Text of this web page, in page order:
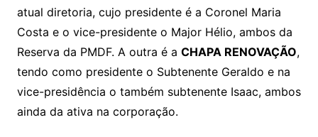
atual diretoria, cujo presidente é a Coronel Maria
Costa e o vice-presidente o Major Hélio, ambos da
Reserva da PMDF. A outra é a CHAPA RENOVAÇÃO,
tendo como presidente o Subtenente Geraldo e na
vice-presidência o também subtenente Isaac, ambos
ainda da ativa na corporação.